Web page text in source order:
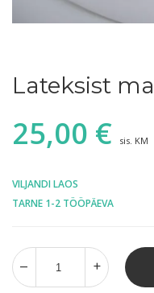
Lateksist
25,00 € sis. KM
VILJANDI LAOS
TARNE 1-2 TÖÖPÄEVA